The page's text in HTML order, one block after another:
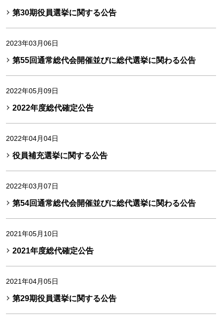
第30期役員選挙に関する公告
2023年03月06日
第55回通常総代会開催並びに総代選挙に関わる公告
2022年05月09日
2022年度総代確定公告
2022年04月04日
役員補充選挙に関する公告
2022年03月07日
第54回通常総代会開催並びに総代選挙に関わる公告
2021年05月10日
2021年度総代確定公告
2021年04月05日
第29期役員選挙に関する公告